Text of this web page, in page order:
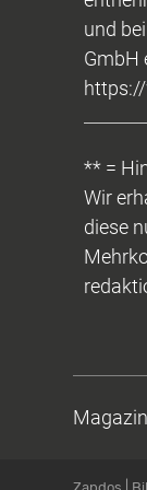
und
GmbH
** =
Wir
diese
Magazin